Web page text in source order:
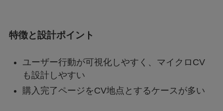
特徴と設計ポイント
ユーザー行動が可視化しやすく、マイクロCV
も設計しやすい
購入完了ページをCV地点とするケースが多い